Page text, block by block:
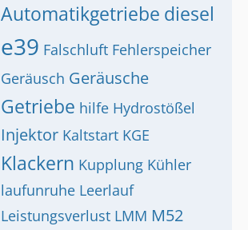
Automatikgetriebe diesel
e39 Falschluft Fehlerspeicher
Geräusch Geräusche
Getriebe hilfe Hydrostößel
Injektor Kaltstart KGE
Klackern Kupplung Kühler
laufunruhe Leerlauf
Leistungsverlust LMM M52